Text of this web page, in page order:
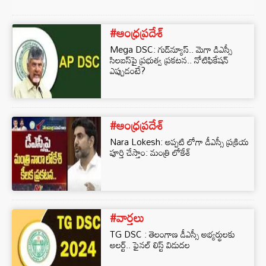
#ఆంధ్రప్రదేశ్
Mega DSC: గుడ్‌న్యూస్.. మెగా డిఎస్సీ
సిలబస్‌పై ప్రభుత్వ ప్రకటన.. నోటిఫికేషన్
ఎప్పుడంటే?
#ఆంధ్రప్రదేశ్
Nara Lokesh: అప్పటి లోగా డీఎస్సీ ప్రక్రియ
పూర్తి చేస్తాం: మంత్రి లోకేశ్‌
#వార్తలు
TG DSC : తెలంగాణ డీఎస్సీ అభ్యర్థులకు
అలర్ట్‌.. ఫైనల్‌ లిస్ట్‌ విడుదల